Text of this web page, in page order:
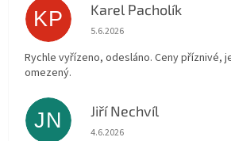
KP Karel Pacholík
Hodnocení obchodu je 4 z 5
5.6.2026
Rychle vyřízeno, odesláno. Ceny příznivé,
omezený.
JN Jiří Nechvíl
Hodnocení obchodu je 5 z 5
4.6.2026